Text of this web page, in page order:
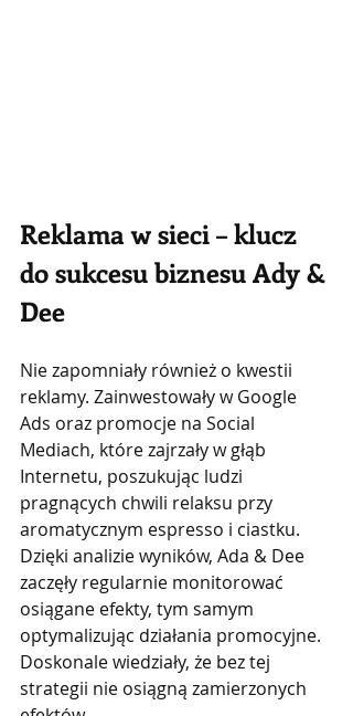
Reklama w sieci – klucz
do sukcesu biznesu Ady &
Dee
Nie zapomniały również o kwestii
reklamy. Zainwestowały w Google
Ads oraz promocje na Social
Mediach, które zajrzały w głąb
Internetu, poszukując ludzi
pragnących chwili relaksu przy
aromatycznym espresso i ciastku.
Dzięki analizie wyników, Ada & Dee
zaczęły regularnie monitorować
osiągane efekty, tym samym
optymalizując działania promocyjne.
Doskonale wiedziały, że bez tej
strategii nie osiągną zamierzonych